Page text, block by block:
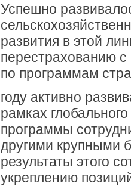
Успешно
развития в этой
перестрахованию
по программам
году активно
рамках
программы
другими крупными
результаты этого
укреплению